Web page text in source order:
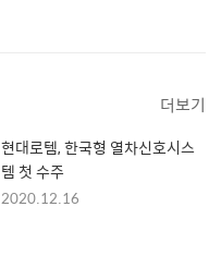
더보기
현대로템, 한국형 열차신호시스
템 첫 수주
2020.12.16